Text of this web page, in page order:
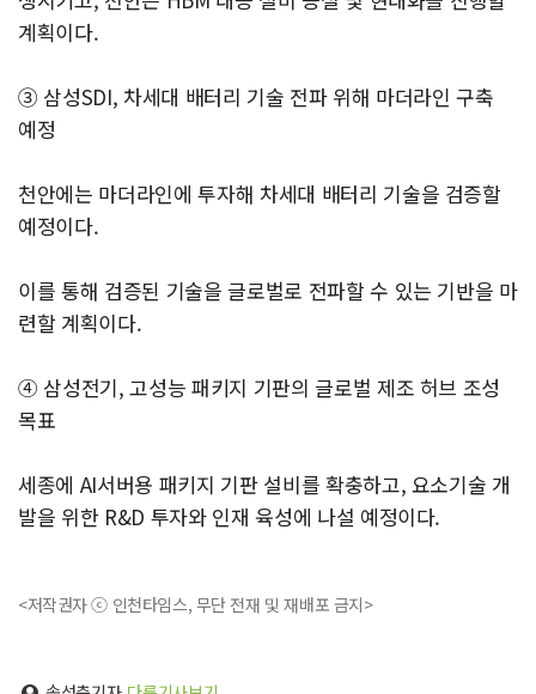
계획이다.
③ 삼성SDI, 차세대 배터리 기술 전파 위해 마더라인 구축
예정
천안에는 마더라인에 투자해 차세대 배터리 기술을 검증할
예정이다.
이를 통해 검증된 기술을 글로벌로 전파할 수 있는 기반을 마
련할 계획이다.
④ 삼성전기, 고성능 패키지 기판의 글로벌 제조 허브 조성
목표
세종에 AI서버용 패키지 기판 설비를 확충하고, 요소기술 개
발을 위한 R&D 투자와 인재 육성에 나설 예정이다.
<저작권자 ⓒ 인천타임스, 무단 전재 및 재배포 금지>